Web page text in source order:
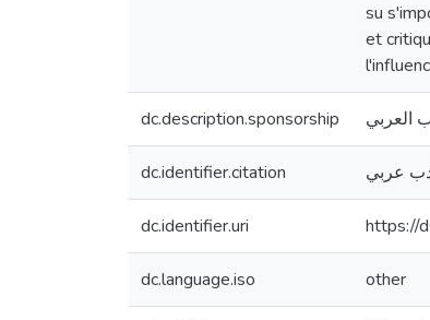
su
et
dc.description.sponsorship العربي
dc.identifier.citation عربي
dc.identifier.uri https://
dc.language.iso other